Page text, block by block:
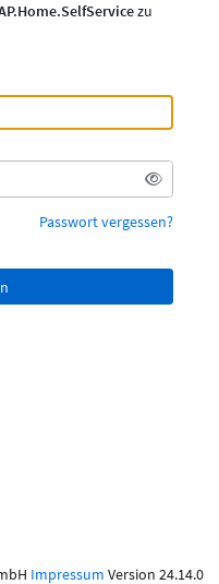
zu
Passwort vergessen?
Impressum Version 24.14.0